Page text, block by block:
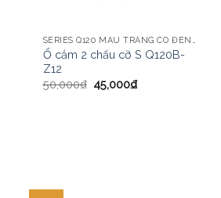
SERIES Q120 MÀU TRẮNG CÓ ĐÈN LED CHI TIẾT
Ổ cắm 2 chấu cỡ S Q120B-
Z12
50,000₫ 45,000₫